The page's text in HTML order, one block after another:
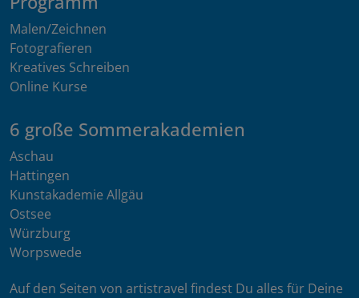
Malen/Zeichnen
Fotografieren
Kreatives Schreiben
Online Kurse
6 große Sommerakademien
Aschau
Hattingen
Kunstakademie Allgäu
Ostsee
Würzburg
Worpswede
Auf den Seiten von artistravel findest Du alles für Deine